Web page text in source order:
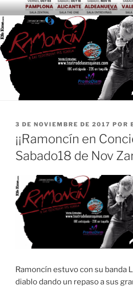
Saltar
al
contenido
PUBLICADO
EL
3 DE NOVIEMBRE DE 2017 POR
¡¡Ramoncín en
Sabado18 de Nov
Ramoncín estuvo con su banda
diablo dando un repaso a sus